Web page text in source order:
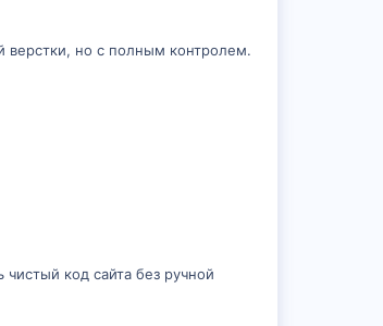
верстки, но с полным контролем.
чистый код сайта без ручной